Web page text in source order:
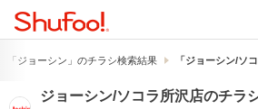
「ジョーシン」のチラシ検索結果 「ジョーシン/ソ
ジョーシン/ソコラ所沢店のチラ